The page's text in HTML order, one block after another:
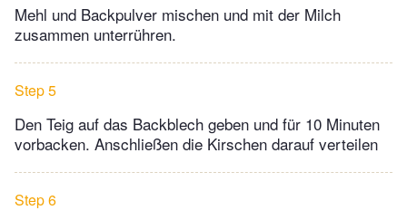
Mehl und Backpulver mischen und mit der Milch
zusammen unterrühren.
Step 5
Den Teig auf das Backblech geben und für 10 Minuten
vorbacken. Anschließen die Kirschen darauf verteilen
Step 6